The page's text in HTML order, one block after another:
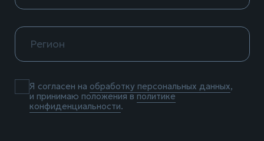
ООО «Алюдеко-К»
ИНН 4401028410
ОГРН 1024400509121